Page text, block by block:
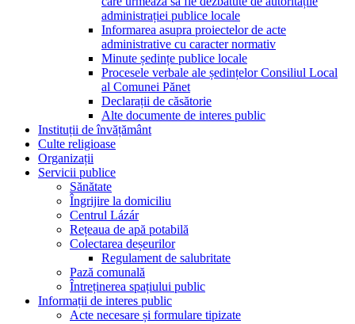
administrației publice locale
Informarea asupra proiectelor de acte
administrative cu caracter normativ
Minute ședințe publice locale
Procesele verbale ale ședințelor Consiliul Local
al Comunei Pănet
Declarații de căsătorie
Alte documente de interes public
Instituții de învățământ
Culte religioase
Organizații
Servicii publice
Sănătate
Îngrijire la domiciliu
Centrul Lázár
Rețeaua de apă potabilă
Colectarea deșeurilor
Regulament de salubritate
Pază comunală
Întreținerea spațiului public
Informații de interes public
Acte necesare și formulare tipizate